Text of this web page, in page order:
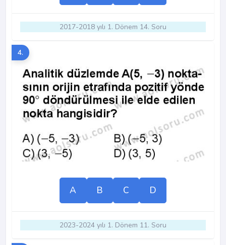
2017-2018 yılı 1. Dönem 14. Soru
4.
A B C D
2023-2024 yılı 1. Dönem 11. Soru